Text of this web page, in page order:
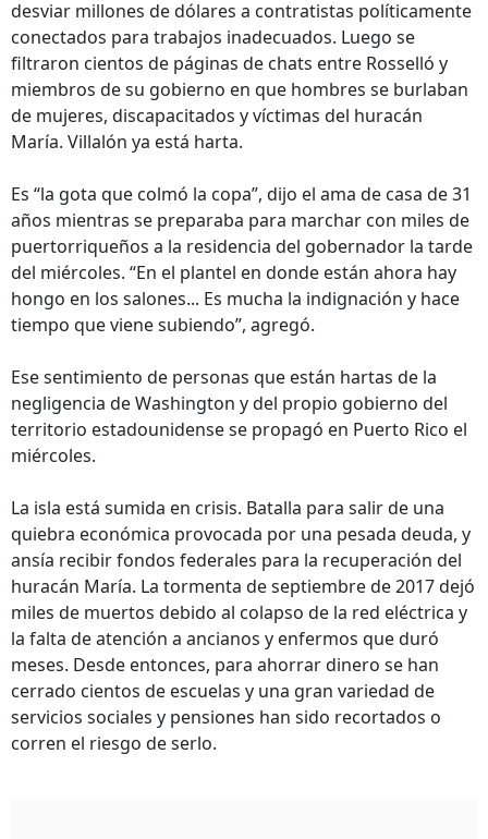
desviar millones de dólares a contratistas políticamente
conectados para trabajos inadecuados. Luego se
filtraron cientos de páginas de chats entre Rosselló y
miembros de su gobierno en que hombres se burlaban
de mujeres, discapacitados y víctimas del huracán
María. Villalón ya está harta.
Es “la gota que colmó la copa”, dijo el ama de casa de 31
años mientras se preparaba para marchar con miles de
puertorriqueños a la residencia del gobernador la tarde
del miércoles. “En el plantel en donde están ahora hay
hongo en los salones... Es mucha la indignación y hace
tiempo que viene subiendo”, agregó.
Ese sentimiento de personas que están hartas de la
negligencia de Washington y del propio gobierno del
territorio estadounidense se propagó en Puerto Rico el
miércoles.
La isla está sumida en crisis. Batalla para salir de una
quiebra económica provocada por una pesada deuda, y
ansía recibir fondos federales para la recuperación del
huracán María. La tormenta de septiembre de 2017 dejó
miles de muertos debido al colapso de la red eléctrica y
la falta de atención a ancianos y enfermos que duró
meses. Desde entonces, para ahorrar dinero se han
cerrado cientos de escuelas y una gran variedad de
servicios sociales y pensiones han sido recortados o
corren el riesgo de serlo.